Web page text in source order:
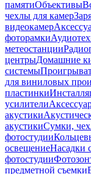
памятиОбъективы
чехлы для камер
видеокамер
фоторамки
метеостанции
центрыДомашние
системы
для виниловых
пластинки
усилители
акустики
акустикиСумки,
фотостудии
освещениеНасадки
фотостудии
предметной съемки